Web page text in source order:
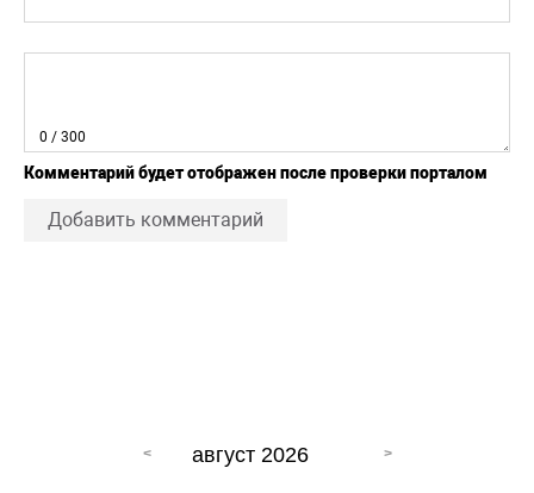
0 / 300
Комментарий будет отображен после проверки порталом
Добавить комментарий
август 2026